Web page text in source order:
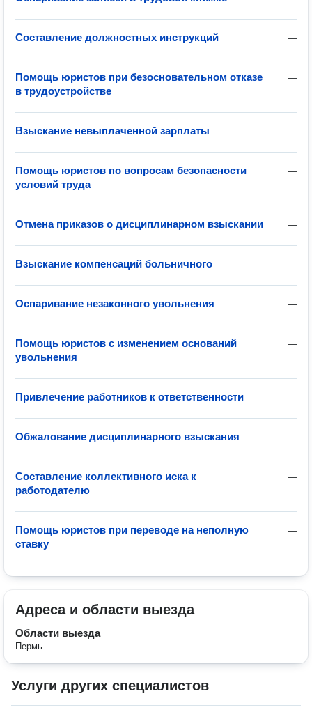
—
Составление должностных инструкций
—
Помощь юристов при безосновательном отказе
в трудоустройстве
—
Взыскание невыплаченной зарплаты
—
Помощь юристов по вопросам безопасности
условий труда
—
Отмена приказов о дисциплинарном взыскании
—
Взыскание компенсаций больничного
—
Оспаривание незаконного увольнения
—
Помощь юристов с изменением оснований
увольнения
—
Привлечение работников к ответственности
—
Обжалование дисциплинарного взыскания
—
Составление коллективного иска к
работодателю
—
Помощь юристов при переводе на неполную
ставку
Адреса и области выезда
Области выезда
Пермь
Услуги других специалистов